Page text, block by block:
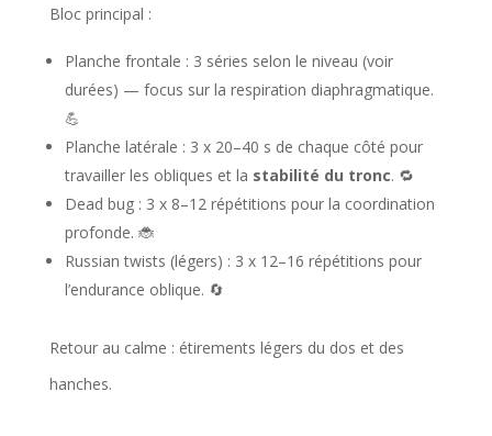
Bloc principal :
Planche frontale : 3 séries selon le niveau (voir
durées) — focus sur la respiration diaphragmatique.
💪
Planche latérale : 3 x 20–40 s de chaque côté pour
travailler les obliques et la stabilité du tronc. 🔁
Dead bug : 3 x 8–12 répétitions pour la coordination
profonde. 🐞
Russian twists (légers) : 3 x 12–16 répétitions pour
l’endurance oblique. 🔄
Retour au calme : étirements légers du dos et des
hanches.